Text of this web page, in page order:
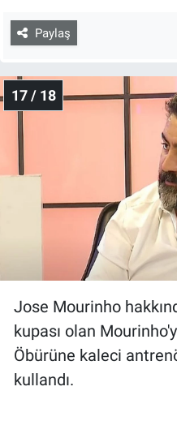
Paylaş
17 / 18
Jose Mourinho
kupası olan
Öbürüne kaleci
kullandı.